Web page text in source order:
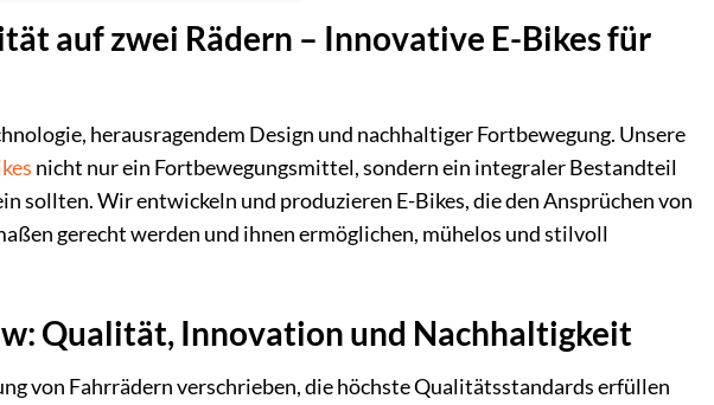
auf zwei Rädern – Innovative E-Bikes für
herausragendem Design und nachhaltiger Fortbewegung. Unsere
nicht nur ein Fortbewegungsmittel, sondern ein integraler Bestandteil
sollten. Wir entwickeln und produzieren E-Bikes, die den Ansprüchen von
gerecht werden und ihnen ermöglichen, mühelos und stilvoll
Qualität, Innovation und Nachhaltigkeit
von Fahrrädern verschrieben, die höchste Qualitätsstandards erfüllen